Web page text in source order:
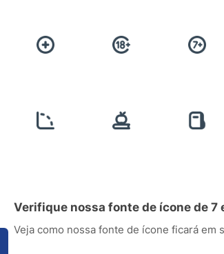
Verifique nossa fonte de ícone de 7
Veja como nossa fonte de ícone ficará